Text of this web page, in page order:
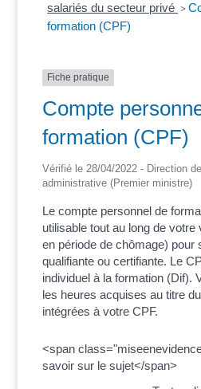
salariés du secteur privé >
formation (CPF)
Fiche pratique
Compte
formation (CPF)
Vérifié le 28/04/2022 - Direction
administrative (Premier ministre)
Le compte personnel de
utilisable tout au long de
en période de chômage) pour
qualifiante ou certifiante. Le
individuel à la formation (Dif).
les heures acquises au titre
intégrées à votre CPF.
<span
savoir sur le sujet</span>